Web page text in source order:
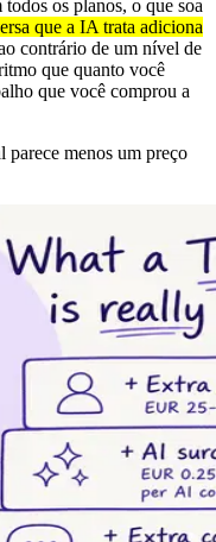
os planos, o que soa
que a IA trata adiciona
contrário de um nível de
que quanto você
que você comprou a
parece menos um preço